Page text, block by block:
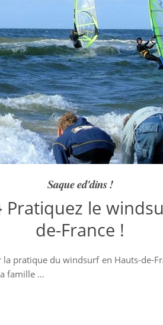
Saque ed'dins !
Pratiquez le
de-France !
la pratique du windsurf en Hauts-de-
famille …